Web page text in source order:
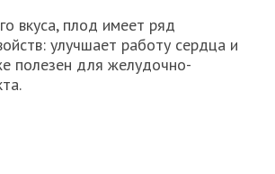
вкуса, плод имеет ряд
улучшает работу сердца и
полезен для желудочно-